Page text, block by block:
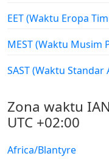
EET (Waktu Eropa
MEST (Waktu Musim
SAST (Waktu
Zona waktu
UTC +02:00
Africa/Blantyre